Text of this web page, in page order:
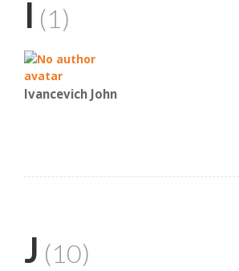
I (1)
Ivancevich John
J (10)